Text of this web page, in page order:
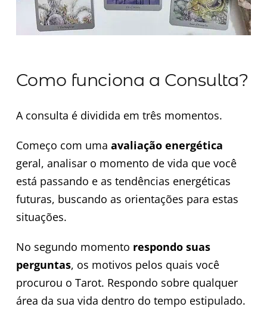
Como funciona a Consulta?
A consulta é dividida em três momentos.
Começo com uma avaliação energética
geral, analisar o momento de vida que você
está passando e as tendências energéticas
futuras, buscando as orientações para estas
situações.
No segundo momento respondo suas
perguntas, os motivos pelos quais você
procurou o Tarot. Respondo sobre qualquer
área da sua vida dentro do tempo estipulado.